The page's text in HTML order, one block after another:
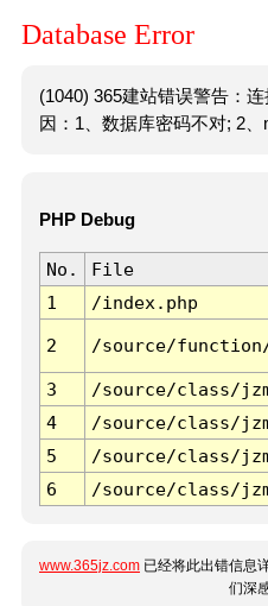
Database Error
(1040) 365建站错误警告：
因：1、数据库密码不对; 2、
PHP Debug
No. File
1
/index.php
2 /source/
3 /source/class/
4
/source/class/
5
/source/class/
6
/source/class/
www.365jz.com 已经将此出错信息
们深